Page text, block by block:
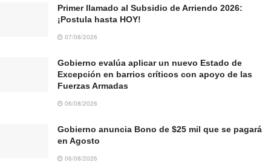
Primer llamado al Subsidio de Arriendo 2026:
¡Postula hasta HOY!
07/08/2026
Gobierno evalúa aplicar un nuevo Estado de
Excepción en barrios críticos con apoyo de las
Fuerzas Armadas
06/08/2026
Gobierno anuncia Bono de $25 mil que se pagará
en Agosto
06/08/2026